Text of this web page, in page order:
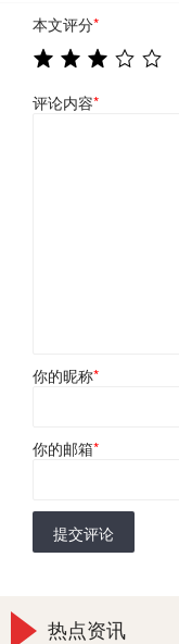
本文评分*
评论内容*
你的昵称*
你的邮箱*
提交评论
热点资讯